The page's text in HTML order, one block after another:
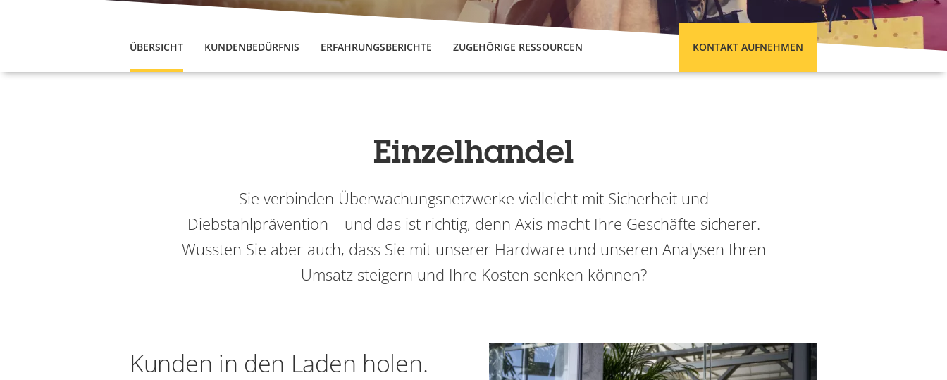
ÜBERSICHT KUNDENBEDÜRFNIS ERFAHRUNGSBERICHTE ZUGEHÖRIGE RESSOURCEN KONTAKT AUFNEHMEN
Einzelhandel
Sie verbinden Überwachungsnetzwerke vielleicht mit Sicherheit und
Diebstahlprävention – und das ist richtig, denn Axis macht Ihre Geschäfte sicherer.
Wussten Sie aber auch, dass Sie mit unserer Hardware und unseren Analysen Ihren
Umsatz steigern und Ihre Kosten senken können?
Kunden in den Laden holen.